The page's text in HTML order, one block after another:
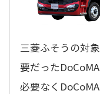
三菱ふそうの対
要だった
必要なく